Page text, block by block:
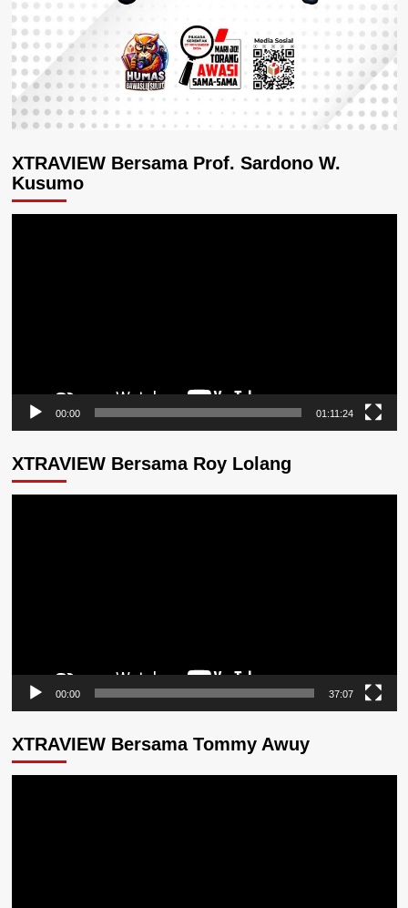
XTRAVIEW Bersama Prof. Sardono W.
Kusumo
00:00 01:11:24
XTRAVIEW Bersama Roy Lolang
00:00 37:07
XTRAVIEW Bersama Tommy Awuy